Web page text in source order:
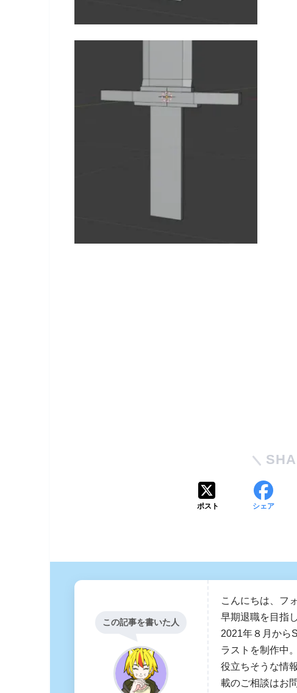
ポスト シェア
この記事を書いた人
こんにちは、フ
早期退職を目指
2021年８月から
ラストを制作中
役立ちそうな情
載のご相談はお